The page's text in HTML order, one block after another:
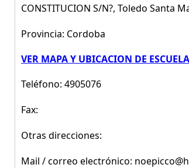
CONSTITUCION S/n?, Toledo Santa
Provincia: Cordoba
VER MAPA Y UBICACION DE
Teléfono: 4905076
Fax:
Otras direcciones:
Mail / correo electrónico: